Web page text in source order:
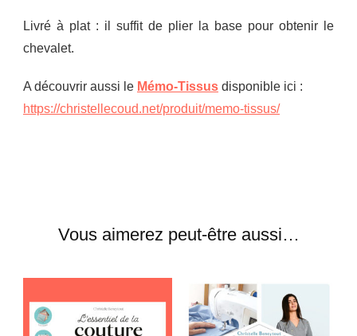
Livré à plat : il suffit de plier la base pour obtenir le
chevalet.
A découvrir aussi le Mémo-Tissus disponible ici :
https://christellecoud.net/produit/memo-tissus/
Vous aimerez peut-être aussi…